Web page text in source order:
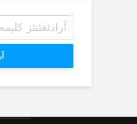
آرا